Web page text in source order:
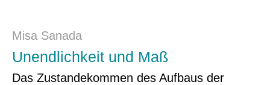
Misa Sanada
Unendlichkeit und Maß
Das Zustandekommen des Aufbaus der